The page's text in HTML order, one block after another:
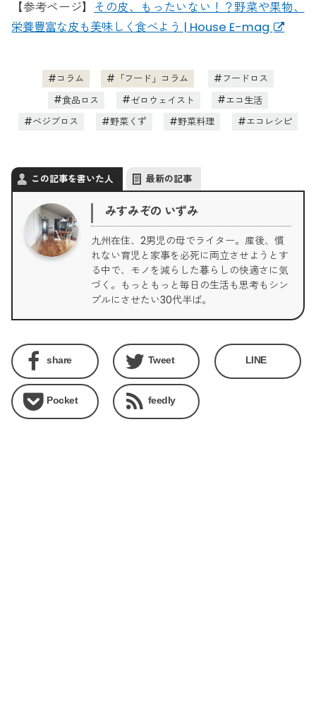
【参考ページ】 その皮、もったいない！？野菜や果物、
栄養豊富な皮も美味しく食べよう | House E-mag
コラム 「フード」コラム
フードロス
食品ロス
ゼロウェイスト
エコ生活
べジブロス
野菜くず 野菜料理 エコレシピ
この記事を書いた人 最新の記事
みすみぞの いずみ
九州在住、2男児の母でライター。産後、慣
れない育児と家事を必死に両立させようとす
る中で、モノを減らした暮らしの快適さに気
づく。もっともっと毎日の生活も思考もシン
プルにさせたい30代半ば。
share Tweet LINE
Pocket feedly